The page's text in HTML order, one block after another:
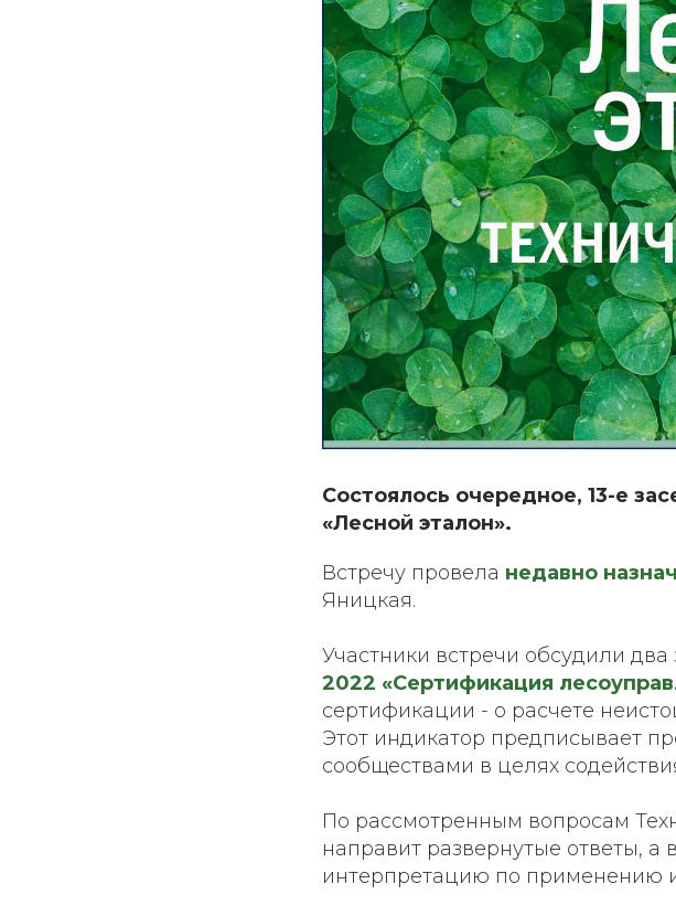
Состоялось очередное, 13-е
«Лесной эталон».
Встречу провела недавно
Яницкая.
Участники встречи обсудили два
2022 «Сертификация
сертификации - о расчете
Этот индикатор предписывает
сообществами в целях
По рассмотренным вопросам
направит развернутые ответы,
интерпретацию по применению